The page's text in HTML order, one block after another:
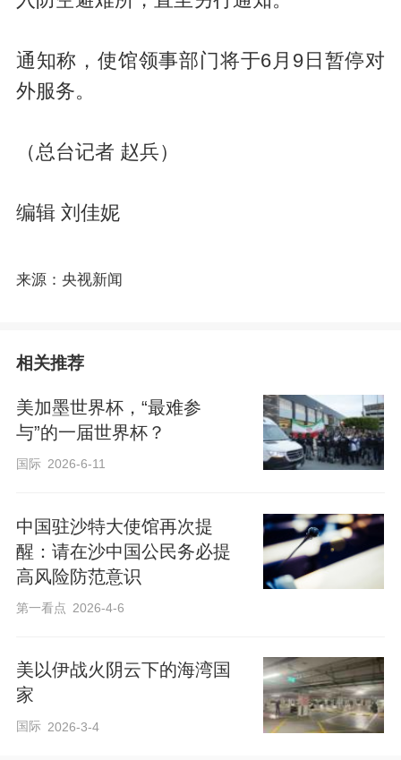
通知称，使馆领事部门将于6月9日暂停对
外服务。
（总台记者 赵兵）
编辑 刘佳妮
来源：央视新闻
相关推荐
美加墨世界杯，“最难参
与”的一届世界杯？
国际 2026-6-11
中国驻沙特大使馆再次提
醒：请在沙中国公民务必提
高风险防范意识
第一看点 2026-4-6
美以伊战火阴云下的海湾国
家
国际 2026-3-4